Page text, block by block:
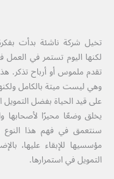
تخيل شركة ناشئة بدأت
لكنها اليوم تستمر في
تقدم ملموس أو أرباح تذكر.
وهي ليست ميتة بالكامل
على قيد الحياة بفضل
يخلق وضعًا محيرًا لأصحابها
سنتعمق في فهم هذا النوع
مؤسسيها للإبقاء عليها،
التمويل في استمرارها.